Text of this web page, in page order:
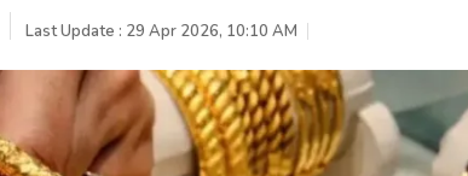
Last Update : 29 Apr 2026, 10:10 AM